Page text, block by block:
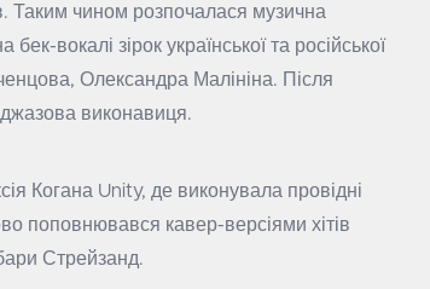
Таким чином розпочалася музична
вокалі зірок української та російської
Олександра Малініна. Після
виконавиця.
Когана Unity, де виконувала провідні
поповнювався кавер-версіями хітів
Стрейзанд.